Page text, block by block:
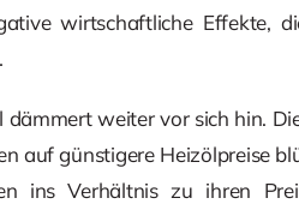
wirtschaftliche Effekte,
weiter vor sich hin.
auf günstigere Heizölpreise
ins Verhältnis zu ihren